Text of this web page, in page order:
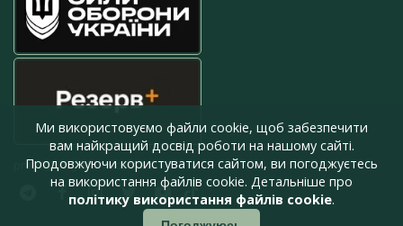
press@armyinform.com.ua
Ми використовуємо файли cookie, щоб забезпечити
вам найкращий досвід роботи на нашому сайті.
Продовжуючи користуватися сайтом, ви погоджуєтесь
на використання файлів cookie. Детальніше про
політику використання файлів cookie.